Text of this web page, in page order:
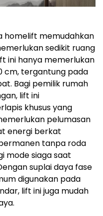
homelift memudahkan
sedikit ruang
ini hanya memerlukan
cm, tergantung pada
Bagi pemilik rumah
lift ini
khusus yang
pelumasan
energi berkat
tanpa roda
mode siaga saat
suplai daya fase
digunakan pada
lift ini juga mudah